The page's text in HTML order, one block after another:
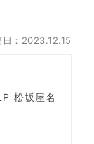
日：2023.12.15
松坂屋名